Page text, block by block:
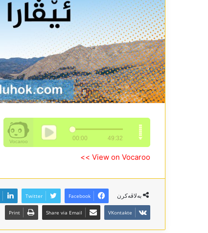
View on Vocaroo >>
بەلاڤەکرن Facebook
Twitter
VKontakte
Share via Email
Print